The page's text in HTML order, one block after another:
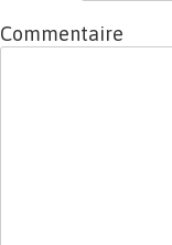
Commentaire